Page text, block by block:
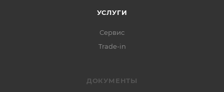
УСЛУГИ
Сервис
Trade-in
ДОКУМЕНТЫ